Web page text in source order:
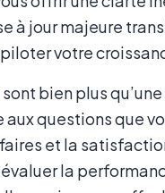
à jour majeure
votre
sont bien plus
questions que
et la
la